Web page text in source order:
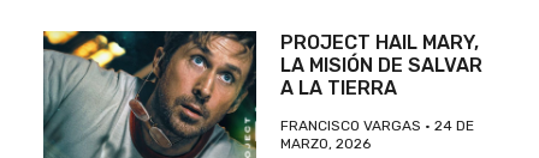
PROJECT HAIL MARY,
LA MISIÓN DE SALVAR
A LA TIERRA
FRANCISCO VARGAS
24 DE
MARZO, 2026